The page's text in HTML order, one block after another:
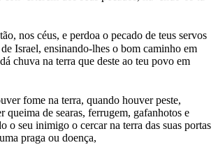
nos céus, e perdoa o pecado de teus servos
Israel, ensinando-lhes o bom caminho em
chuva na terra que deste ao teu povo em
fome na terra, quando houver peste,
queima de searas, ferrugem, gafanhotos e
o seu inimigo o cercar na terra das suas portas
praga ou doença,